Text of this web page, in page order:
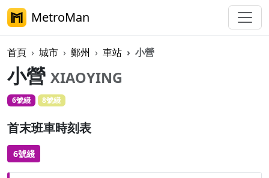
MetroMan
首頁 城市 鄭州 車站 小營
小營 XIAOYING
6號綫 8號綫
首末班車時刻表
6號綫